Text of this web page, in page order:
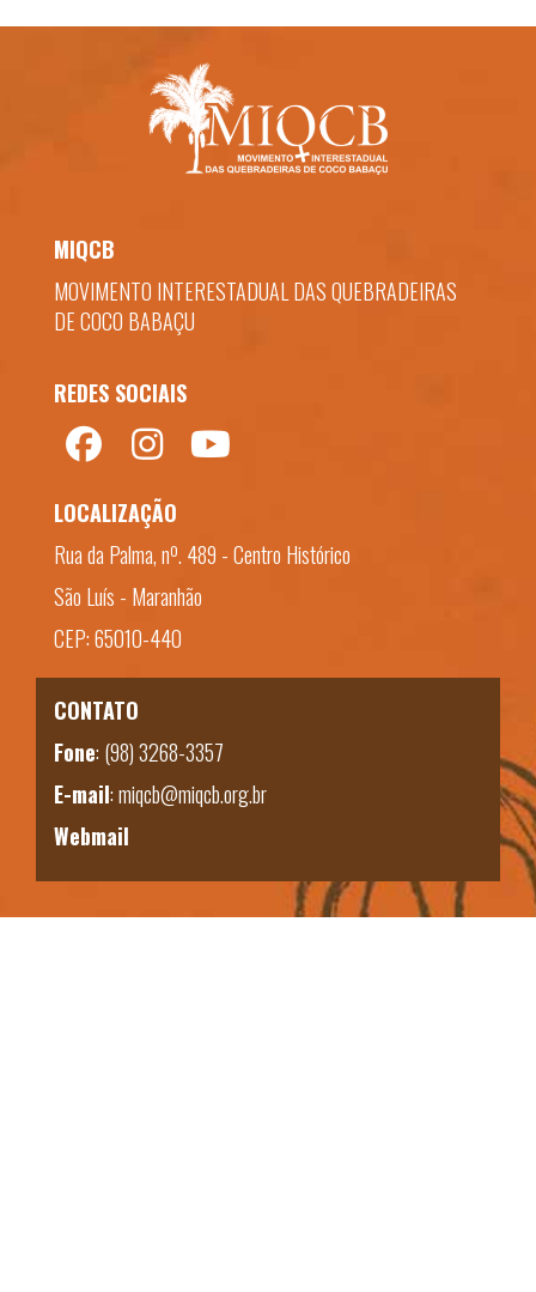
MIQCB
MOVIMENTO INTERESTADUAL DAS QUEBRADEIRAS
DE COCO BABAÇU
REDES SOCIAIS
LOCALIZAÇÃO
Rua da Palma, nº. 489 - Centro Histórico
São Luís - Maranhão
CEP: 65010-440
CONTATO
Fone: (98) 3268-3357
E-mail:miqcb@miqcb.org.br
Webmail